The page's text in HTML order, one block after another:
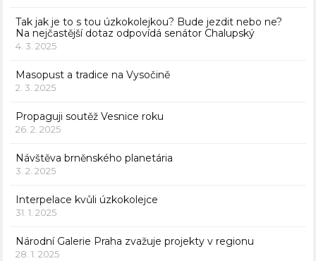
Tak jak je to s tou úzkokolejkou? Bude jezdit nebo ne?
Na nejčastější dotaz odpovídá senátor Chalupský
4. 3. 2025
Masopust a tradice na Vysočině
2. 3. 2025
Propaguji soutěž Vesnice roku
26. 2. 2025
Návštěva brněnského planetária
3. 2. 2025
Interpelace kvůli úzkokolejce
31. 1. 2025
Národní Galerie Praha zvažuje projekty v regionu
28. 1. 2025